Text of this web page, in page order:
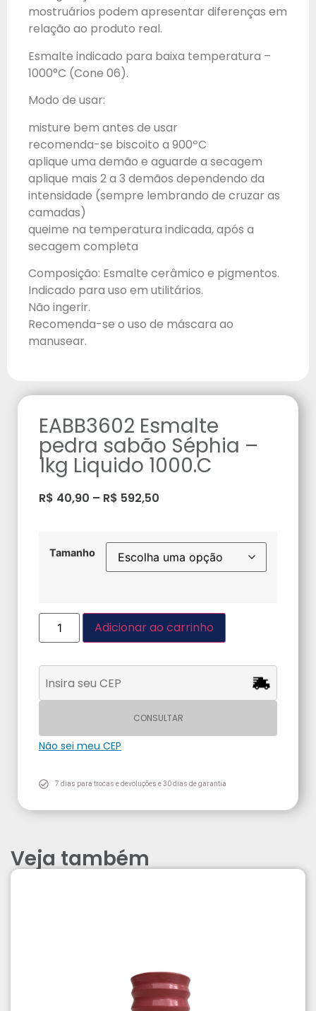
mostruários podem apresentar diferenças em
relação ao produto real.
Esmalte indicado para baixa temperatura –
1000°C (Cone 06).
Modo de usar:
misture bem antes de usar
recomenda-se biscoito a 900ºC
aplique uma demão e aguarde a secagem
aplique mais 2 a 3 demãos dependendo da
intensidade (sempre lembrando de cruzar as
camadas)
queime na temperatura indicada, após a
secagem completa
Composição: Esmalte cerâmico e pigmentos.
Indicado para uso em utilitários.
Não ingerir.
Recomenda-se o uso de máscara ao
manusear.
EABB3602 Esmalte
pedra sabão Séphia –
1kg Liquido 1000.C
R$ 40,90 – R$ 592,50
Tamanho
Adicionar ao carrinho
CONSULTAR
Não sei meu CEP
7 dias para trocas e devoluções e 30 dias de garantia
Veja também